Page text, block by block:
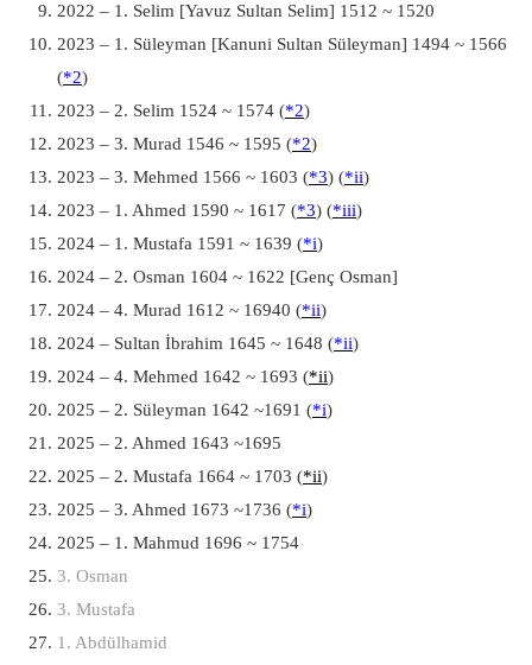
2022 – 1. Selim [Yavuz Sultan Selim] 1512 ~ 1520
2023 – 1. Süleyman [Kanuni Sultan Süleyman] 1494 ~ 1566
(*2)
2023 – 2. Selim 1524 ~ 1574 (*2)
2023 – 3. Murad 1546 ~ 1595 (*2)
2023 – 3. Mehmed 1566 ~ 1603 (*3) (*ii)
2023 – 1. Ahmed 1590 ~ 1617 (*3) (*iii)
2024 – 1. Mustafa 1591 ~ 1639 (*i)
2024 – 2. Osman 1604 ~ 1622 [Genç Osman]
2024 – 4. Murad 1612 ~ 16940 (*ii)
2024 – Sultan İbrahim 1645 ~ 1648 (*ii)
2024 – 4. Mehmed 1642 ~ 1693 (*ii)
2025 – 2. Süleyman 1642 ~1691 (*i)
2025 – 2. Ahmed 1643 ~1695
2025 – 2. Mustafa 1664 ~ 1703 (*ii)
2025 – 3. Ahmed 1673 ~1736 (*i)
2025 – 1. Mahmud 1696 ~ 1754
3. Osman
3. Mustafa
1. Abdülhamid